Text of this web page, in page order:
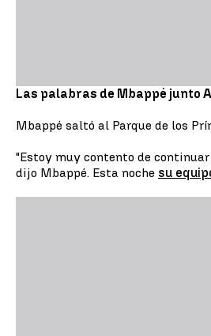
Las palabras de Mbappé junto
Mbappé saltó al Parque de los
"Estoy muy contento de
dijo Mbappé. Esta noche su